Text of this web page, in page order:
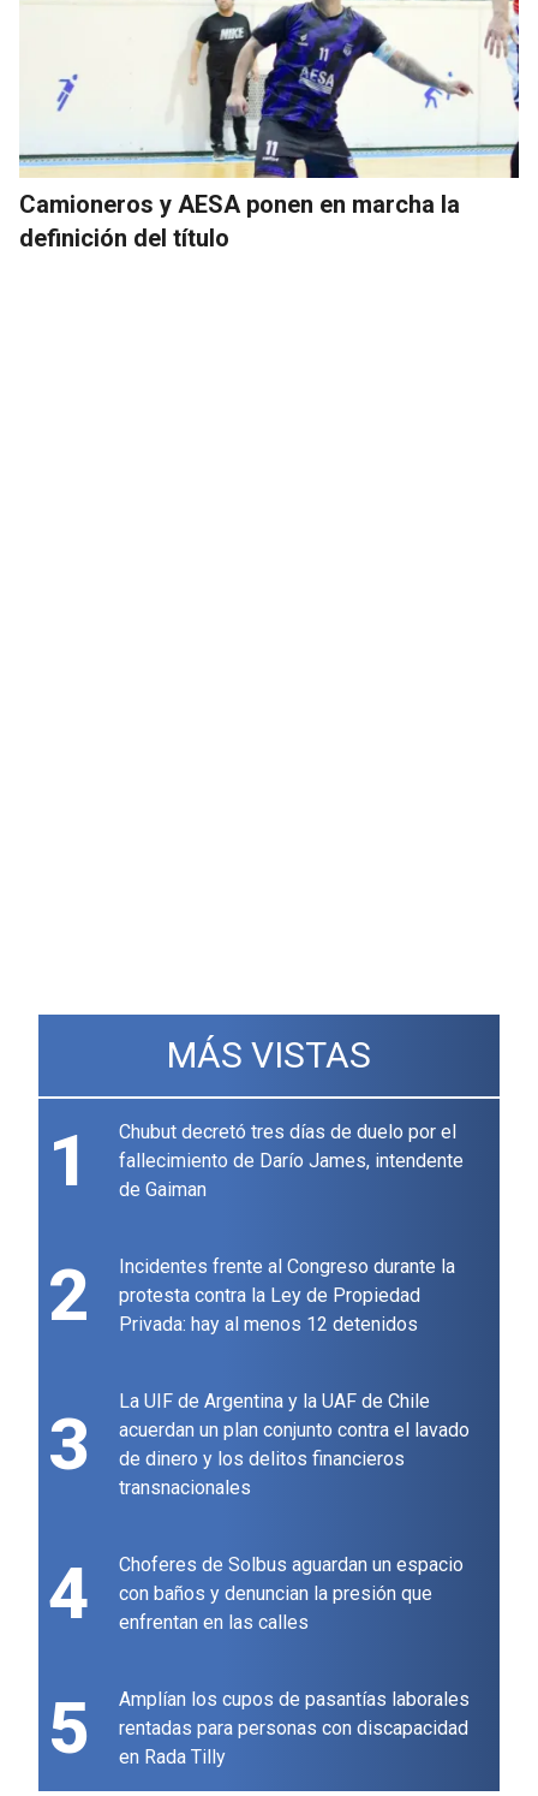
Camioneros y AESA ponen en marcha la
definición del título
MÁS VISTAS
1
Chubut decretó tres días de duelo por el
fallecimiento de Darío James, intendente
de Gaiman
2
Incidentes frente al Congreso durante la
protesta contra la Ley de Propiedad
Privada: hay al menos 12 detenidos
3
La UIF de Argentina y la UAF de Chile
acuerdan un plan conjunto contra el lavado
de dinero y los delitos financieros
transnacionales
4
Choferes de Solbus aguardan un espacio
con baños y denuncian la presión que
enfrentan en las calles
5
Amplían los cupos de pasantías laborales
rentadas para personas con discapacidad
en Rada Tilly